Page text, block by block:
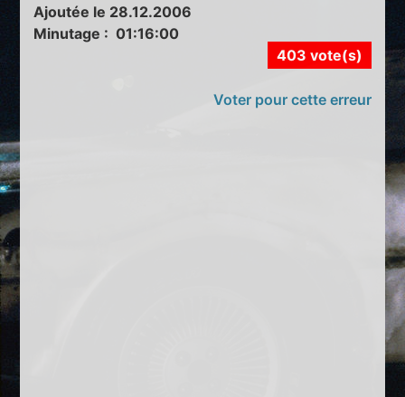
Ajoutée le 28.12.2006
Minutage : 01:16:00
403 vote(s)
Voter pour cette erreur